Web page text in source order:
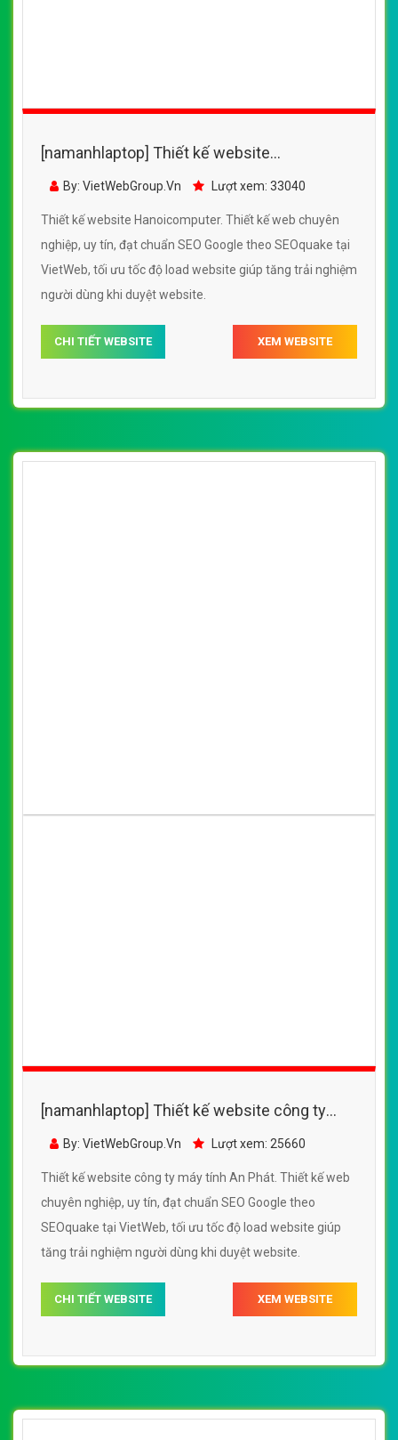
[namanhlaptop] Thiết kế website
Hanoicomputer đẹp, chuyên nghiệp chuẩn
By: VietWebGroup.Vn Lượt xem: 33040
Thiết kế website Hanoicomputer. Thiết kế web chuyên
nghiệp, uy tín, đạt chuẩn SEO Google theo SEOquake tại
VietWeb, tối ưu tốc độ load website giúp tăng trải nghiệm
người dùng khi duyệt website.
CHI TIẾT WEBSITE XEM WEBSITE
[namanhlaptop] Thiết kế website công ty
máy tính An Phát đẹp, chuyên nghiệp chuẩn
By: VietWebGroup.Vn Lượt xem: 25660
Thiết kế website công ty máy tính An Phát. Thiết kế web
chuyên nghiệp, uy tín, đạt chuẩn SEO Google theo
SEOquake tại VietWeb, tối ưu tốc độ load website giúp
tăng trải nghiệm người dùng khi duyệt website.
CHI TIẾT WEBSITE XEM WEBSITE